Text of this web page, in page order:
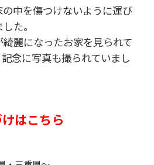
中を傷つけないように運び
た。
麗になったお家を見られて
念に写真も撮られていまし
はこちら